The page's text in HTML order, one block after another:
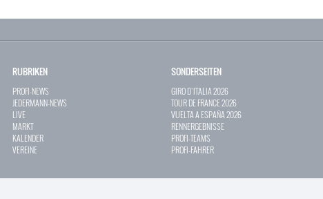
RUBRIKEN
PROFI-NEWS
JEDERMANN-NEWS
LIVE
MARKT
KALENDER
VEREINE
SONDERSEITEN
GIRO D`ITALIA 2026
TOUR DE FRANCE 2026
VUELTA A ESPAÑA 2026
RENNERGEBNISSE
PROFI-TEAMS
PROFI-FAHRER